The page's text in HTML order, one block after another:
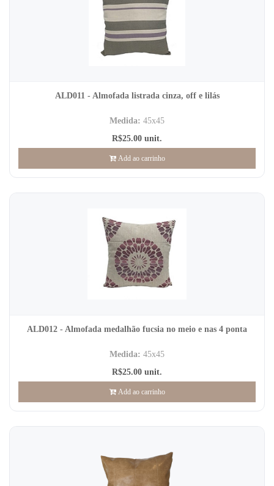
ALD011 - Almofada listrada cinza, off e lilás
Medida: 45x45
R$25.00 unit.
Add ao carrinho
ALD012 - Almofada medalhão fucsia no meio e nas 4 ponta
Medida: 45x45
R$25.00 unit.
Add ao carrinho